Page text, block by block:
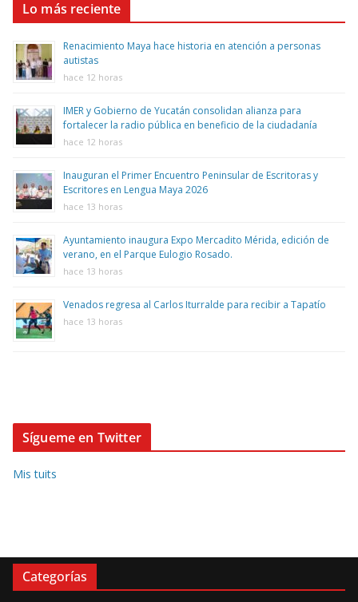
Lo más reciente
Renacimiento Maya hace historia en atención a personas
autistas
hace 12 horas
IMER y Gobierno de Yucatán consolidan alianza para
fortalecer la radio pública en beneficio de la ciudadanía
hace 12 horas
Inauguran el Primer Encuentro Peninsular de Escritoras y
Escritores en Lengua Maya 2026
hace 13 horas
Ayuntamiento inaugura Expo Mercadito Mérida, edición de
verano, en el Parque Eulogio Rosado.
hace 13 horas
Venados regresa al Carlos Iturralde para recibir a Tapatío
hace 13 horas
Sígueme en Twitter
Mis tuits
Categorías